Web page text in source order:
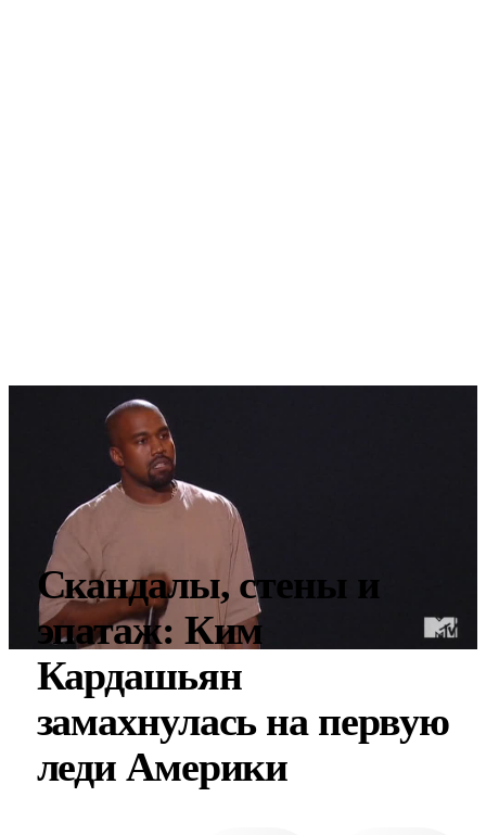
Скандалы, стены и
эпатаж: Ким
Кардашьян
замахнулась на первую
леди Америки